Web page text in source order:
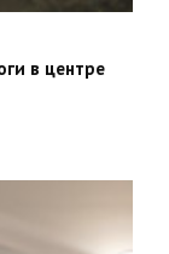
в центре